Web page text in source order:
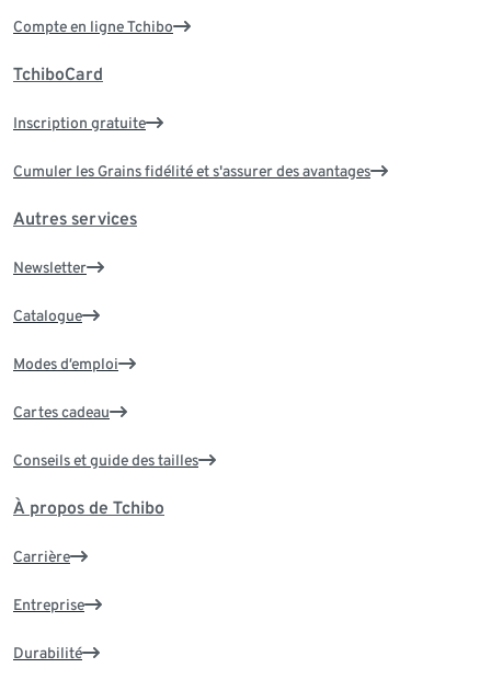
Compte en ligne Tchibo
TchiboCard
Inscription gratuite
Cumuler les Grains fidélité et s'assurer des avantages
Autres services
Newsletter
Catalogue
Modes d’emploi
Cartes cadeau
Conseils et guide des tailles
À propos de Tchibo
Carrière
Entreprise
Durabilité